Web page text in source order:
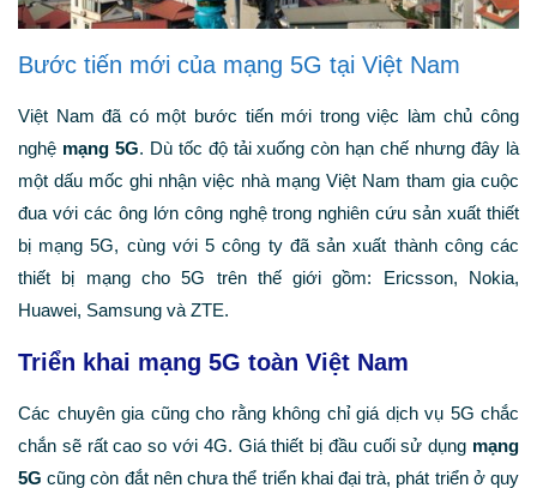
Bước tiến mới của mạng 5G tại Việt Nam
Việt Nam đã có một bước tiến mới trong việc làm chủ công
nghệ mạng 5G. Dù tốc độ tải xuống còn hạn chế nhưng đây là
một dấu mốc ghi nhận việc nhà mạng Việt Nam tham gia cuộc
đua với các ông lớn công nghệ trong nghiên cứu sản xuất thiết
bị mạng 5G, cùng với 5 công ty đã sản xuất thành công các
thiết bị mạng cho 5G trên thế giới gồm: Ericsson, Nokia,
Huawei, Samsung và ZTE.
Triển khai mạng 5G toàn Việt Nam
Các chuyên gia cũng cho rằng không chỉ giá dịch vụ 5G chắc
chắn sẽ rất cao so với 4G. Giá thiết bị đầu cuối sử dụng mạng
5G cũng còn đắt nên chưa thể triển khai đại trà, phát triển ở quy